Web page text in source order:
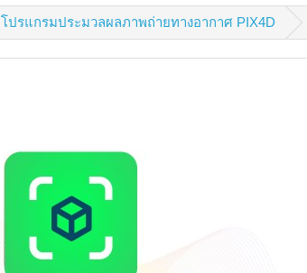
โปรแกรมประมวลผลภาพถ่ายทางอากาศ PIX4D